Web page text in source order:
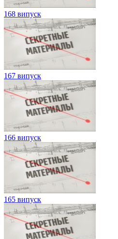
168 випуск
167 випуск
166 випуск
165 випуск